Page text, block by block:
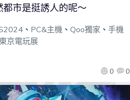
0 0
都市是挺誘人的呢～
、 PC&主機、 Qoo獨家 、 手機
東京電玩展